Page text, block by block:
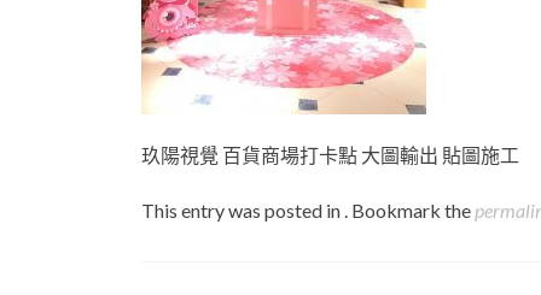
玖陽視覺 百貨商場打卡點 大圖輸出 貼圖施工
This entry was posted in . Bookmark the